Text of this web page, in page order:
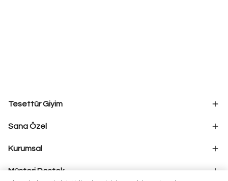
Tesettür Giyim
Sana Özel
Kurumsal
Müşteri Destek